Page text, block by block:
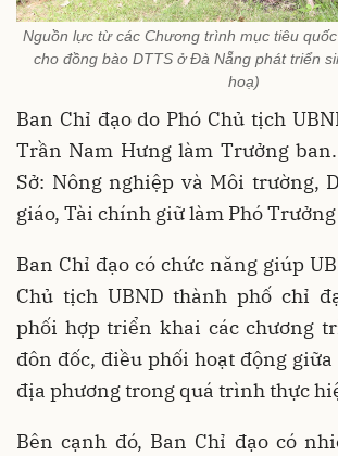
Nguồn lực từ các Chương trình mục tiêu
cho đồng bào DTTS ở Đà Nẵng phát triển
hoạ)
Ban Chỉ đạo do Phó Chủ tịch
Trần Nam Hưng làm Trưởng
Sở: Nông nghiệp và Môi trường,
giáo, Tài chính giữ làm Phó
Ban Chỉ đạo có chức năng giúp
Chủ tịch UBND thành phố chỉ
phối hợp triển khai các chương
đôn đốc, điều phối hoạt động giữa
địa phương trong quá trình thực
Bên cạnh đó, Ban Chỉ đạo có